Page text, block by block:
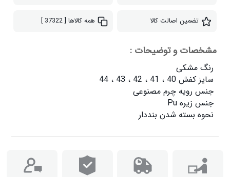
تضمین اصالت کالا همه کالاها [ 37322 ]
مشخصات و توضیحات :
نحوه بسته شدن بنددار